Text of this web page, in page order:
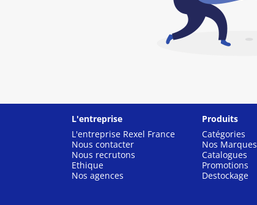
L'entreprise
L'entreprise Rexel France
Nous contacter
Nous recrutons
Ethique
Nos agences
Produits
Catégories
Nos Marques
Catalogues
Promotions
Destockage